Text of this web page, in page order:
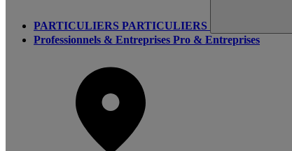
PARTICULIERS PARTICULIERS
Professionnels & Entreprises Pro & Entreprises